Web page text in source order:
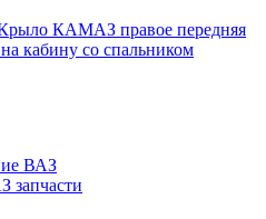
КАМАЗ правое передняя
кабину со спальником
ВАЗ
запчасти